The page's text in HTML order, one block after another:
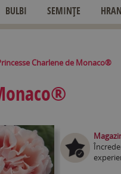
BULBI SEMINȚE
Charlene de Monaco®